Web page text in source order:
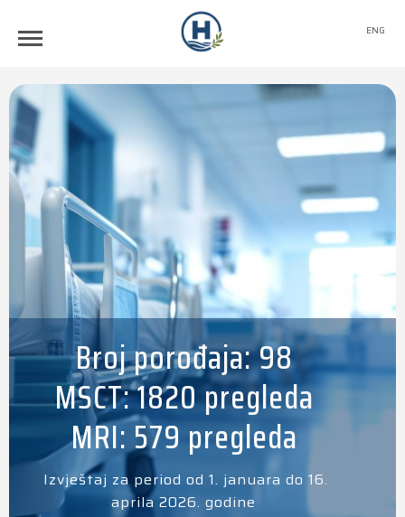
ENG
Broj porođaja: 98
MSCT: 1820 pregleda
MRI: 579 pregleda
Izvještaj za period od 1. januara do 16.
aprila 2026. godine